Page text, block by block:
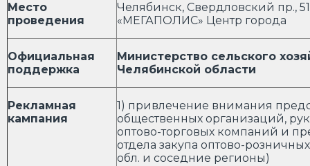
Место
проведения
Челябинск, Свердловский пр.,
«МЕГАПОЛИС» Центр города
Официальная
поддержка
Министерство сельского
Челябинской области
Рекламная
кампания
1) привлечение внимания
общественных организаций,
оптово-торговых компаний и
отдела закупа оптово-
обл. и соседние регионы)